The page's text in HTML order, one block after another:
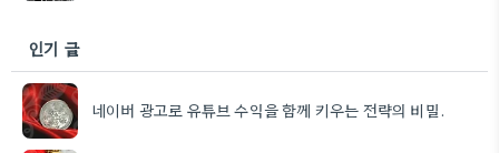
인기 글
네이버 광고로 유튜브 수익을 함께 키우는 전략의 비밀.